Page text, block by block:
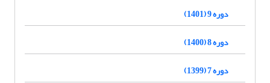
دوره 9 (1401)
دوره 8 (1400)
دوره 7 (1399)